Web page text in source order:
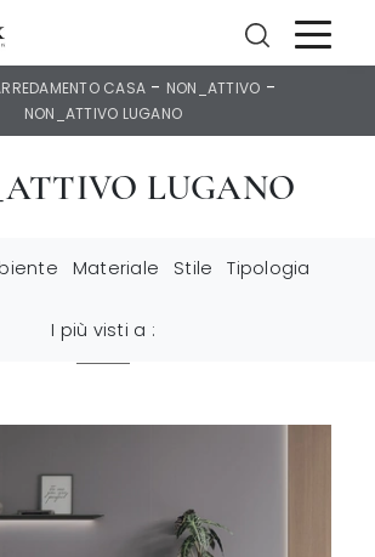
CASA - NON_ATTIVO -
NON_ATTIVO LUGANO
LUGANO
Materiale Stile Tipologia
I più visti a :